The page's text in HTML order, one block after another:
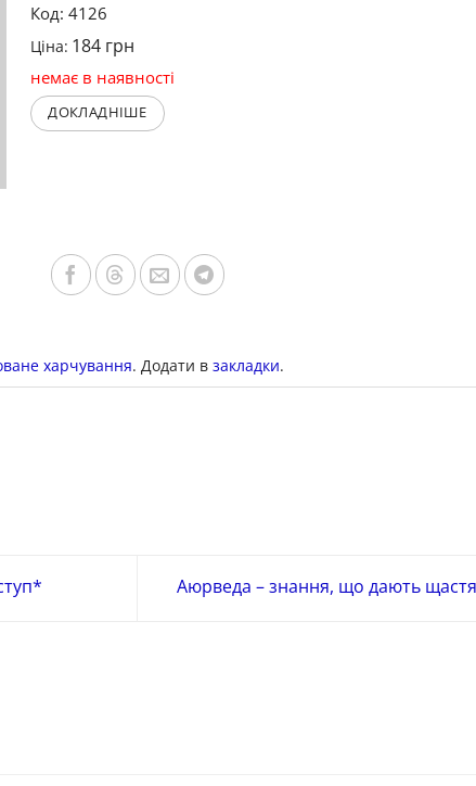
Код: 4126
Ціна: 184 грн
немає в наявності
ДОКЛАДНІШЕ
харчування. Додати в закладки.
Аюрведа – знання, що дають